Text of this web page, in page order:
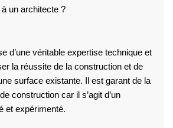
un architecte ?
d’une véritable expertise technique et
la réussite de la construction et de
surface existante. Il est garant de la
construction car il s’agit d’un
et expérimenté.